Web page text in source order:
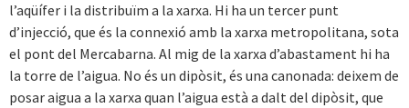
l’aqüífer i la distribuïm a la xarxa. Hi ha un tercer punt
d’injecció, que és la connexió amb la xarxa metropolitana, sota
el pont del Mercabarna. Al mig de la xarxa d’abastament hi ha
la torre de l’aigua. No és un dipòsit, és una canonada: deixem de
posar aigua a la xarxa quan l’aigua està a dalt del dipòsit, que